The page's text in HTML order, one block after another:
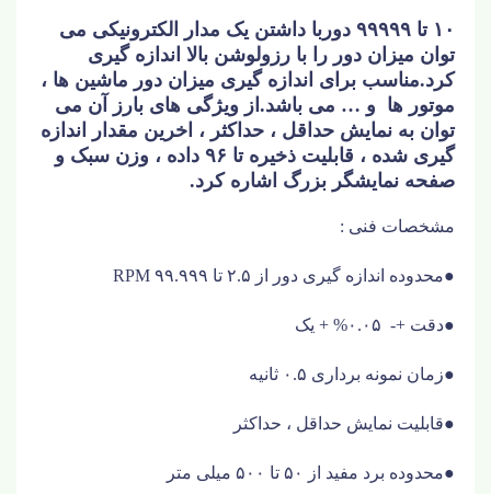
۱۰ تا ۹۹۹۹۹ دوربا داشتن یک مدار الکترونیکی می
توان میزان دور را با رزولوشن بالا اندازه گیری
کرد.مناسب برای اندازه گیری میزان دور ماشین ها ،
موتور ها و … می باشد.از ویژگی های بارز آن می
توان به نمایش حداقل ، حداکثر ، اخرین مقدار اندازه
گیری شده ، قابلیت ذخیره تا ۹۶ داده ، وزن سبک و
صفحه نمایشگر بزرگ اشاره کرد.
مشخصات فنی :
●محدوده اندازه گیری دور از ۲.۵ تا ۹۹.۹۹۹ RPM
●دقت +- ۰.۰۵% + یک
●زمان نمونه برداری ۰.۵ ثانیه
●قابلیت نمایش حداقل ، حداکثر
●محدوده برد مفید از ۵۰ تا ۵۰۰ میلی متر